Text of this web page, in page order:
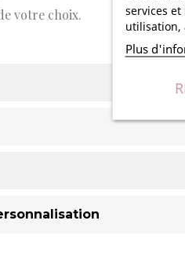
services
utilisation,
Plus
votre choix.